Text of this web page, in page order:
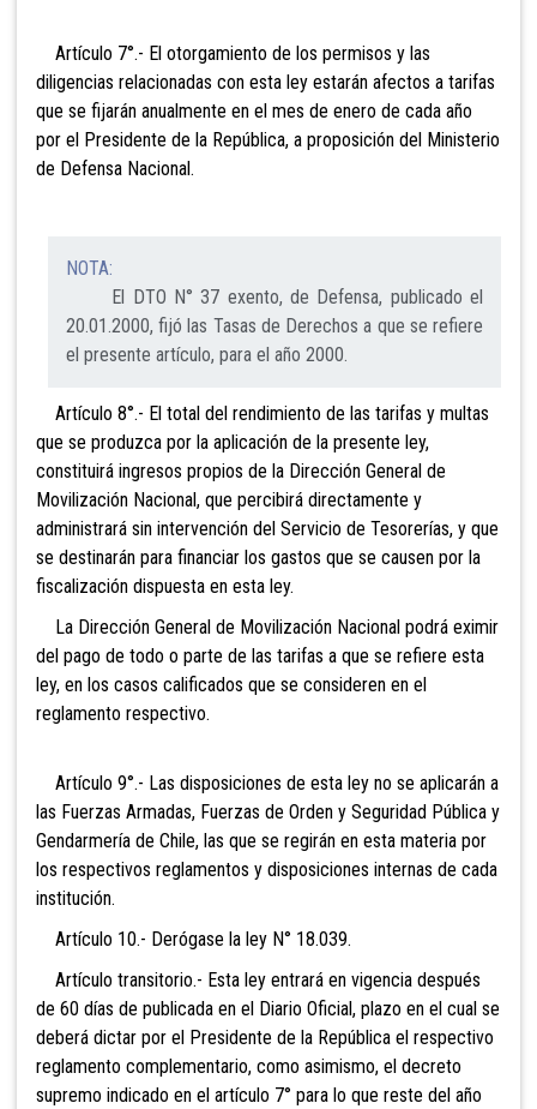
Artículo 7°.- El otorgamiento de los permisos y las
diligencias relacionadas con esta ley estarán afectos a tarifas
que se fijarán anualmente en el mes de enero de cada año
por el Presidente de la República, a proposición del Ministerio
de Defensa Nacional.
NOTA:
El DTO N° 37 exento, de Defensa, publicado el
20.01.2000, fijó las Tasas de Derechos a que se refiere
el presente artículo, para el año 2000.
Artículo 8°.- El total del rendimiento de las tarifas y multas
que se produzca por la aplicación de la presente ley,
constituirá ingresos propios de la Dirección General de
Movilización Nacional, que percibirá directamente y
administrará sin intervención del Servicio de Tesorerías, y que
se destinarán para financiar los gastos que se causen por la
fiscalización dispuesta en esta ley.
La Dirección General de Movilización Nacional podrá eximir
del pago de todo o parte de las tarifas a que se refiere esta
ley, en los casos calificados que se consideren en el
reglamento respectivo.
Artículo 9°.- Las disposiciones de esta ley no se aplicarán a
las Fuerzas Armadas, Fuerzas de Orden y Seguridad Pública y
Gendarmería de Chile, las que se regirán en esta materia por
los respectivos reglamentos y disposiciones internas de cada
institución.
Artículo 10.- Derógase la ley N° 18.039.
Artículo transitorio.- Esta ley entrará en vigencia después
de 60 días de publicada en el Diario Oficial, plazo en el cual se
deberá dictar por el Presidente de la República el respectivo
reglamento complementario, como asimismo, el decreto
supremo indicado en el artículo 7° para lo que reste del año